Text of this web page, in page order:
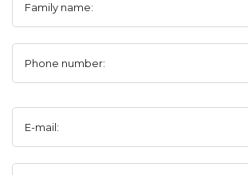
Family name:
Phone number:
E-mail: